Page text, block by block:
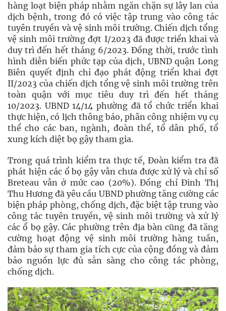
hàng loạt biện pháp nhằm ngăn chặn sự lây lan của
dịch bệnh, trong đó có việc tập trung vào công tác
tuyên truyền và vệ sinh môi trường. Chiến dịch tổng
vệ sinh môi trường đợt I/2023 đã được triển khai và
duy trì đến hết tháng 6/2023. Đồng thời, trước tình
hình diễn biến phức tạp của dịch, UBND quận Long
Biên quyết định chỉ đạo phát động triển khai đợt
II/2023 của chiến dịch tổng vệ sinh môi trường trên
toàn quận với mục tiêu duy trì đến hết tháng
10/2023. UBND 14/14 phường đã tổ chức triển khai
thực hiện, có lịch thông báo, phân công nhiệm vụ cụ
thể cho các ban, ngành, đoàn thể, tổ dân phố, tổ
xung kích diệt bọ gậy tham gia.
Trong quá trình kiểm tra thực tế, Đoàn kiểm tra đã
phát hiện các ổ bọ gậy vẫn chưa được xử lý và chỉ số
Breteau vẫn ở mức cao (20%). Đồng chí Đinh Thị
Thu Hương đã yêu cầu UBND phường tăng cường các
biện pháp phòng, chống dịch, đặc biệt tập trung vào
công tác tuyên truyền, vệ sinh môi trường và xử lý
các ổ bọ gậy. Các phường trên địa bàn cũng đã tăng
cường hoạt động vệ sinh môi trường hàng tuần,
đảm bảo sự tham gia tích cực của cộng đồng và đảm
bảo nguồn lực đủ sẵn sàng cho công tác phòng,
chống dịch.